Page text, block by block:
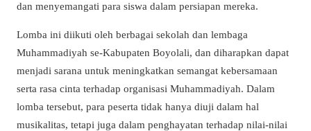
dan menyemangati para siswa dalam persiapan mereka.
Lomba ini diikuti oleh berbagai sekolah dan lembaga
Muhammadiyah se-Kabupaten Boyolali, dan diharapkan dapat
menjadi sarana untuk meningkatkan semangat kebersamaan
serta rasa cinta terhadap organisasi Muhammadiyah. Dalam
lomba tersebut, para peserta tidak hanya diuji dalam hal
musikalitas, tetapi juga dalam penghayatan terhadap nilai-nilai